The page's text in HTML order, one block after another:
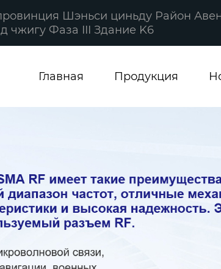
Шэньси циньду Район
чжигу Фаза III Здание K6
Главная Продукция